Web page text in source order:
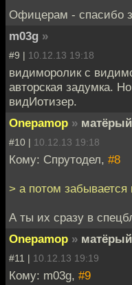
Офицерам - спасибо
m03g »
#9 | 10.12.13 19:18
видиморолик с
авторская задумка.
видИотизер.
Onepamop » матёрый
#10 | 10.12.13 19:18
Кому: Спрутодел, #8
> а потом забывается
А ты их сразу в
Onepamop » матёрый
#11 | 10.12.13 19:19
Кому: m03g, #9